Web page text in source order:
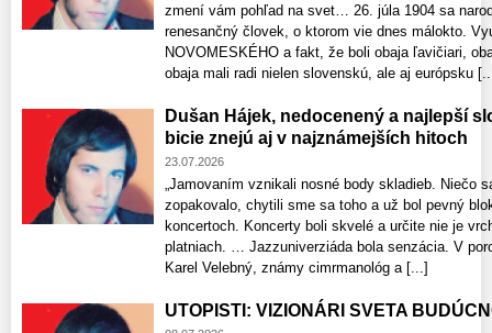
zmení vám pohľad na svet… 26. júla 1904 sa
renesančný človek, o ktorom vie dnes málokto.
NOVOMESKÉHO a fakt, že boli obaja ľavičiari,
obaja mali radi nielen slovenskú, ale aj európsku
Dušan Hájek, nedocenený a najlepší
bicie znejú aj v najznámejších hitoch
23.07.2026
„Jamovaním vznikali nosné body skladieb. Niečo
zopakovalo, chytili sme sa toho a už bol pevný
koncertoch. Koncerty boli skvelé a určite nie je
platniach. … Jazzuniverziáda bola senzácia. V
Karel Velebný, známy cimrmanológ a [...]
UTOPISTI: VIZIONÁRI SVETA